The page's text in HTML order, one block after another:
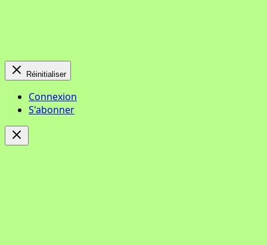
Réinitialiser
Connexion
S'abonner